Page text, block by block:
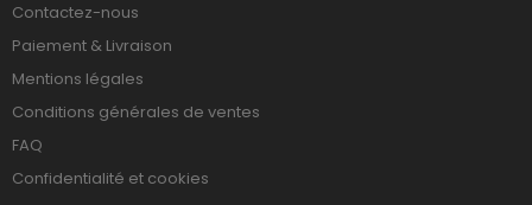
Contactez-nous
Paiement & Livraison
Mentions légales
Conditions générales de ventes
FAQ
Confidentialité et cookies